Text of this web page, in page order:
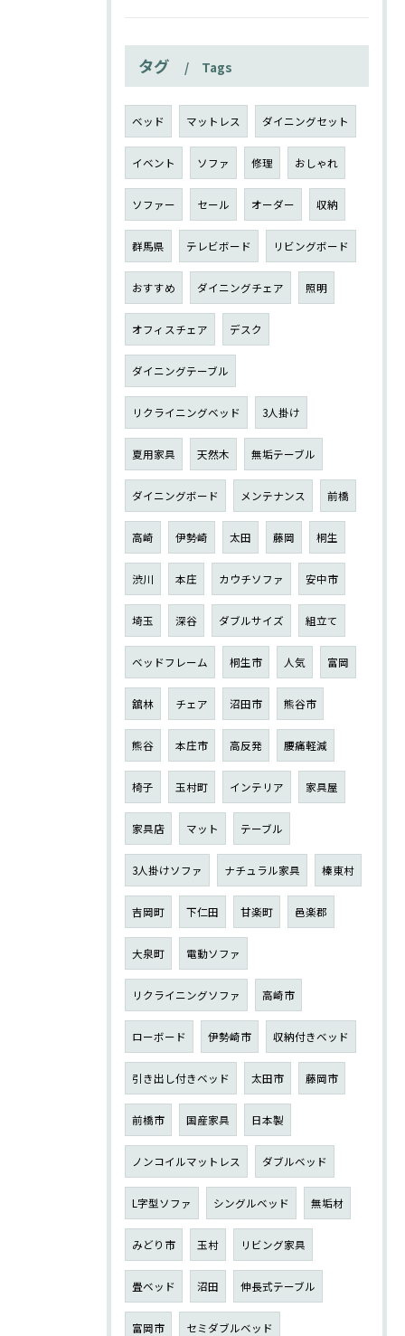
タグ Tags
ベッド マットレス ダイニングセット
イベント ソファ 修理 おしゃれ
ソファー セール オーダー 収納
群馬県 テレビボード リビングボード
おすすめ ダイニングチェア 照明
オフィスチェア デスク
ダイニングテーブル
リクライニングベッド 3人掛け
夏用家具 天然木 無垢テーブル
ダイニングボード メンテナンス 前橋
高崎 伊勢崎 太田 藤岡 桐生
渋川 本庄 カウチソファ 安中市
埼玉 深谷 ダブルサイズ 組立て
ベッドフレーム 桐生市 人気 富岡
舘林 チェア 沼田市 熊谷市
熊谷 本庄市 高反発 腰痛軽減
椅子 玉村町 インテリア 家具屋
家具店 マット テーブル
3人掛けソファ ナチュラル家具 榛東村
吉岡町 下仁田 甘楽町 邑楽郡
大泉町 電動ソファ
リクライニングソファ 高崎市
ローボード 伊勢崎市 収納付きベッド
引き出し付きベッド 太田市 藤岡市
前橋市 国産家具 日本製
ノンコイルマットレス ダブルベッド
L字型ソファ シングルベッド 無垢材
みどり市 玉村 リビング家具
畳ベッド 沼田 伸長式テーブル
富岡市 セミダブルベッド